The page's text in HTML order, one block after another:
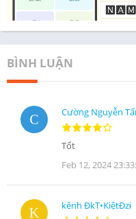
BÌNH LUẬN
Cường Nguyễn
Tốt
Feb 12, 2024
kênh ĐkT•KiệtĐzɨ